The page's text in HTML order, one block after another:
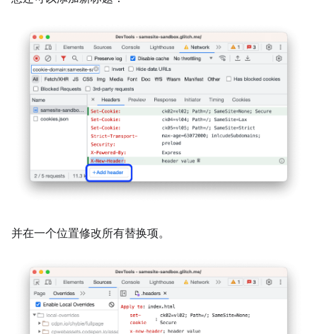
并在一个位置修改所有替换项。